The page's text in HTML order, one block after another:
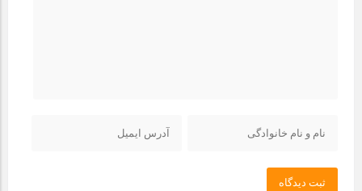
ثبت دیدگاه